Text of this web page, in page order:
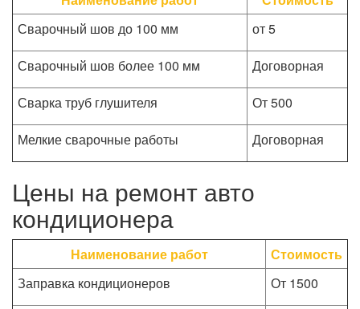
Сварочный шов до 100 мм
от 5
Сварочный шов более 100 мм
Договорная
Сварка труб глушителя
От 500
Мелкие сварочные работы
Договорная
Цены на ремонт авто
кондиционера
Наименование работ
Стоимость
Заправка кондиционеров
От 1500